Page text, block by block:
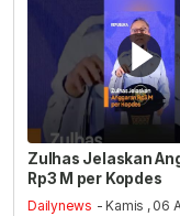
Zulhas Jelaskan
Rp3 M per Kopdes
Dailynews - Kamis , 06